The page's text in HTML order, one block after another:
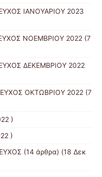
ΙΑΝΟΥΑΡΙΟΥ 2023
ΝΟΕΜΒΡΙΟΥ 2022 (7
ΔΕΚΕΜΒΡΙΟΥ 2022
ΟΚΤΩΒΡΙΟΥ 2022 (7
)
)
(14 άρθρα) (18 Δεκ